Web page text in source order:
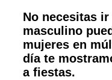
No necesitas
masculino
mujeres en
día te
a fiestas.